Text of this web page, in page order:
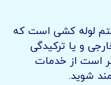
لوله کشی است که
و یا ترکیدگی
است از خدمات
شوید.